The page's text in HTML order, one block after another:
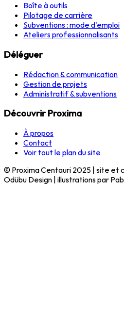
Boîte à outils
Pilotage de carrière
Subventions : mode d'emploi
Ateliers professionnalisants
Déléguer
Rédaction & communication
Gestion de projets
Administratif & subventions
Découvrir Proxima
À propos
Contact
Voir tout le plan du site
© Proxima Centauri 2025 | site et
Odübu Design | illustrations par